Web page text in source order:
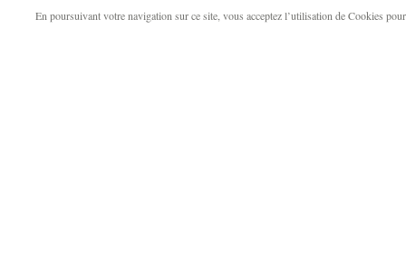
En poursuivant votre navigation sur ce site, vous acceptez l’utilisation de Cookies